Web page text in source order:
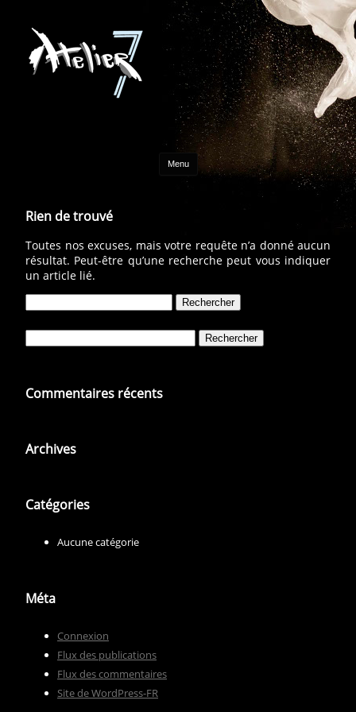
Menu Aller au contenu
Rien de trouvé
Toutes nos excuses, mais votre requête n’a donné aucun
résultat. Peut-être qu’une recherche peut vous indiquer
un article lié.
Commentaires récents
Archives
Catégories
Aucune catégorie
Méta
Connexion
Flux des publications
Flux des commentaires
Site de WordPress-FR